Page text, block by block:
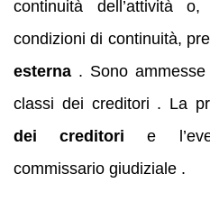
continuità dell’attività
condizioni di continuità,
esterna . Sono
classi dei creditori . La
dei creditori e
commissario giudiziale .